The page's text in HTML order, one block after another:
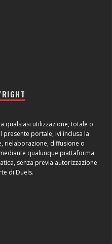
qualsiasi utilizzazione, totale o
presente portale, ivi inclusa la
rielaborazione, diffusione o
qualunque piattaforma
senza previa autorizzazione
di Duels.